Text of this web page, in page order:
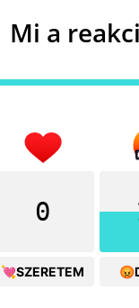
Mi a
0
💘SZERETEM